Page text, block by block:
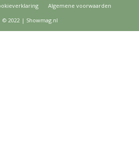
Algemene voorwaarden
© 2022 | Showmag.nl